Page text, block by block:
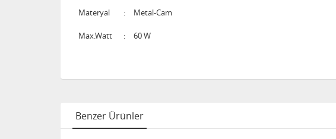
Materyal
: Metal-Cam
Max.Watt : 60 W
Benzer Ürünler